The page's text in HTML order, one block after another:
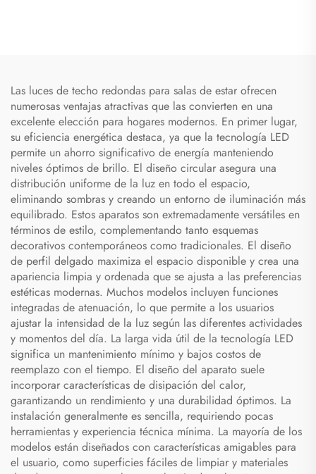
Las luces de techo redondas para salas de estar ofrecen
numerosas ventajas atractivas que las convierten en una
excelente elección para hogares modernos. En primer lugar,
su eficiencia energética destaca, ya que la tecnología LED
permite un ahorro significativo de energía manteniendo
niveles óptimos de brillo. El diseño circular asegura una
distribución uniforme de la luz en todo el espacio,
eliminando sombras y creando un entorno de iluminación más
equilibrado. Estos aparatos son extremadamente versátiles en
términos de estilo, complementando tanto esquemas
decorativos contemporáneos como tradicionales. El diseño
de perfil delgado maximiza el espacio disponible y crea una
apariencia limpia y ordenada que se ajusta a las preferencias
estéticas modernas. Muchos modelos incluyen funciones
integradas de atenuación, lo que permite a los usuarios
ajustar la intensidad de la luz según las diferentes actividades
y momentos del día. La larga vida útil de la tecnología LED
significa un mantenimiento mínimo y bajos costos de
reemplazo con el tiempo. El diseño del aparato suele
incorporar características de disipación del calor,
garantizando un rendimiento y una durabilidad óptimos. La
instalación generalmente es sencilla, requiriendo pocas
herramientas y experiencia técnica mínima. La mayoría de los
modelos están diseñados con características amigables para
el usuario, como superficies fáciles de limpiar y materiales